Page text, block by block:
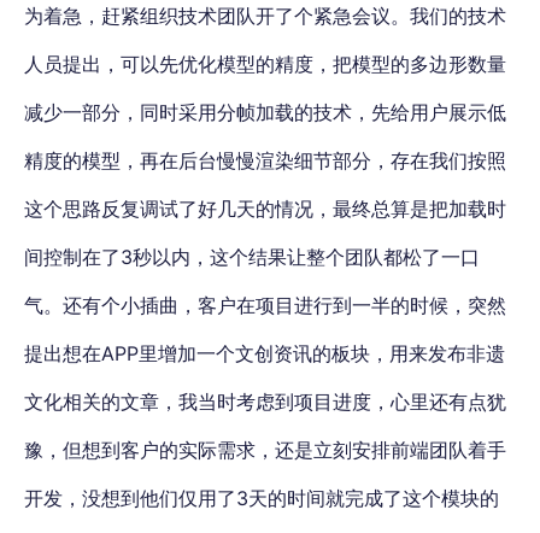
为着急，赶紧组织技术团队开了个紧急会议。我们的技术
人员提出，可以先优化模型的精度，把模型的多边形数量
减少一部分，同时采用分帧加载的技术，先给用户展示低
精度的模型，再在后台慢慢渲染细节部分，存在我们按照
这个思路反复调试了好几天的情况，最终总算是把加载时
间控制在了3秒以内，这个结果让整个团队都松了一口
气。还有个小插曲，客户在项目进行到一半的时候，突然
提出想在APP里增加一个文创资讯的板块，用来发布非遗
文化相关的文章，我当时考虑到项目进度，心里还有点犹
豫，但想到客户的实际需求，还是立刻安排前端团队着手
开发，没想到他们仅用了3天的时间就完成了这个模块的